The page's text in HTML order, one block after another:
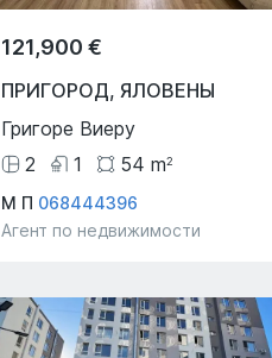
121,900 €
ПРИГОРОД, ЯЛОВЕНЫ
Григоре Виеру
2
1 54 m2
М П 068444396
Агент по недвижимости